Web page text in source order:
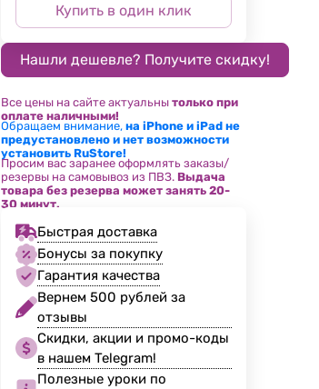
Купить в один клик
Все цены на сайте актуальнытолько при
оплате наличными!
Обращаем внимание,на iPhone и iPad не
предустановлено и нет возможности
установить RuStore!
Просим вас заранее оформлять заказы/
резервы на самовывоз из ПВЗ. Выдача
товара без резерва может занять 20-
30 минут.
Быстрая доставка
Бонусы за покупку
Гарантия качества
Вернем 500 рублей за
отзывы
Скидки, акции и промо-коды
в нашем Telegram!
Полезные уроки по